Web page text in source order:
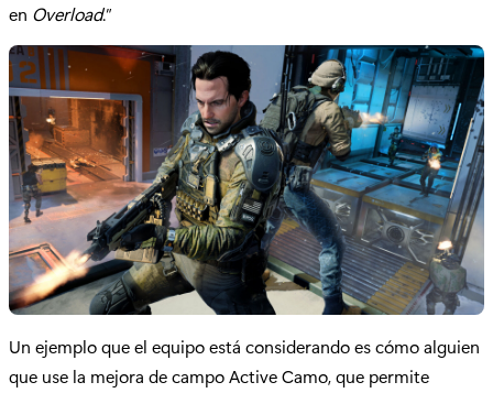
en Overload.”
Un ejemplo que el equipo está considerando es cómo alguien
que use la mejora de campo Active Camo, que permite